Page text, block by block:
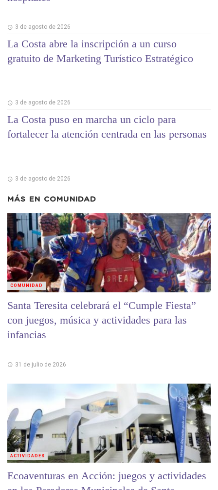
3 de agosto de 2026
La Costa abre la inscripción a un curso
gratuito de Marketing Turístico Estratégico
3 de agosto de 2026
La Costa puso en marcha un ciclo para
fortalecer la atención centrada en las personas
3 de agosto de 2026
MÁS EN COMUNIDAD
Santa Teresita celebrará el “Cumple Fiesta”
con juegos, música y actividades para las
infancias
31 de julio de 2026
COMUNIDAD
Ecoaventuras en Acción: juegos y actividades
ACTIVIDADES